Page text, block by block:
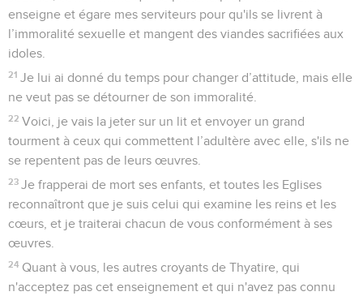
enseigne et égare mes serviteurs pour qu'ils se livrent à
l’immoralité sexuelle et mangent des viandes sacrifiées aux
idoles.
21 Je lui ai donné du temps pour changer d’attitude, mais elle
ne veut pas se détourner de son immoralité.
22 Voici, je vais la jeter sur un lit et envoyer un grand
tourment à ceux qui commettent l’adultère avec elle, s'ils ne
se repentent pas de leurs œuvres.
23 Je frapperai de mort ses enfants, et toutes les Eglises
reconnaîtront que je suis celui qui examine les reins et les
cœurs, et je traiterai chacun de vous conformément à ses
œuvres.
24 Quant à vous, les autres croyants de Thyatire, qui
n'acceptez pas cet enseignement et qui n'avez pas connu